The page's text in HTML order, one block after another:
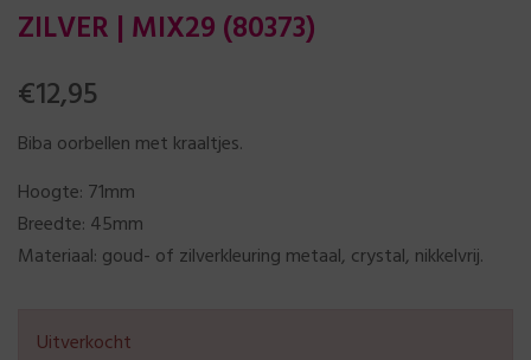
ZILVER | MIX29 (80373)
€12,95
Biba oorbellen met kraaltjes.
Hoogte: 71mm
Breedte: 45mm
Materiaal: goud- of zilverkleuring metaal, crystal, nikkelvrij.
Uitverkocht